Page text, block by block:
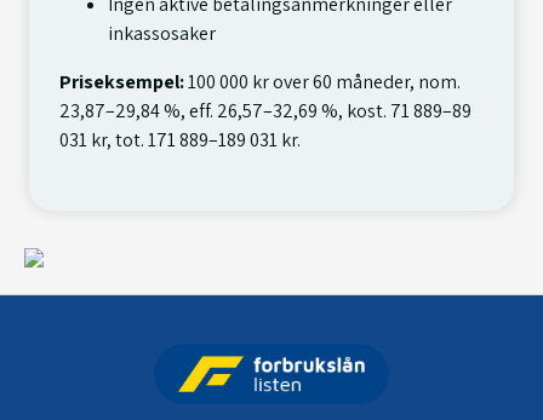
inkassosaker
Priseksempel:100 000 kr over 60 måneder, nom.
23,87–29,84 %, eff. 26,57–32,69 %, kost. 71 889–89
031 kr, tot. 171 889–189 031 kr.